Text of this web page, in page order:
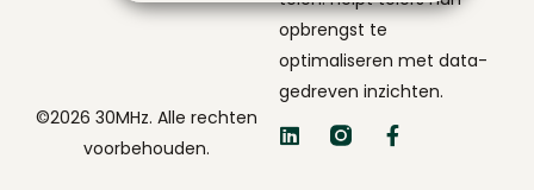
opbrengst te
optimaliseren met data-
gedreven inzichten.
©2026 30MHz. Alle rechten
voorbehouden.